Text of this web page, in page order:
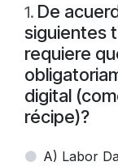
1. De
siguientes
requiere
digital
récipe)?
A) Labor